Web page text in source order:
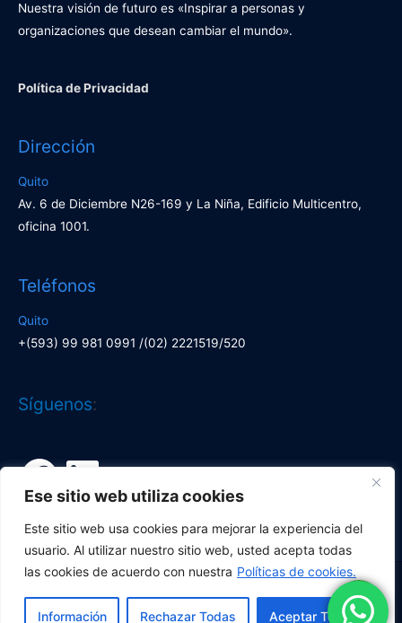
Ese sitio web utiliza cookies
Este sitio web usa cookies para mejorar la experiencia del
usuario. Al utilizar nuestro sitio web, usted acepta todas
las cookies de acuerdo con nuestra Políticas de cookies.
Información Rechazar Todas Aceptar Todas
Nuestra visión de futuro es «Inspirar a personas y
organizaciones que desean cambiar el mundo».
Política de Privacidad
Dirección
Quito
Av. 6 de Diciembre N26-169 y La Niña, Edificio Multicentro,
oficina 1001.
Teléfonos
Quito
+(593) 99 981 0991 /(02) 2221519/520
Síguenos:
Facebook
LinkedIn
Copyright © 2026Corporación Lí­deres| Desarrollado por
Corporación Líderes